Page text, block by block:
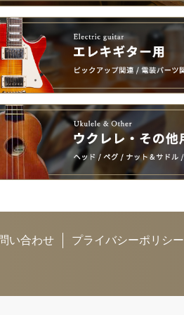
い合わせ プライバシーポリシー